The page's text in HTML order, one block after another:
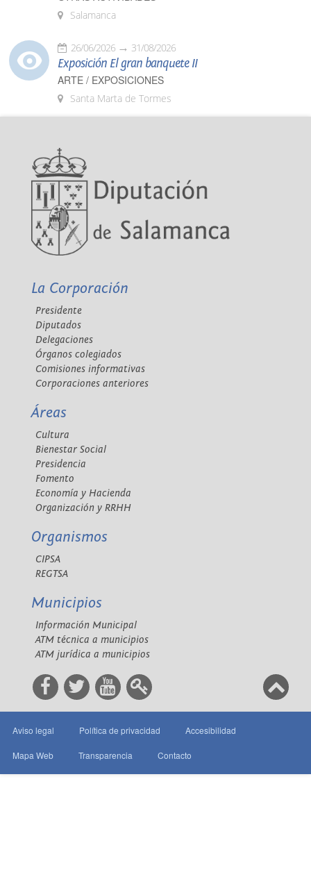
Salamanca
26/06/2026 31/08/2026
Exposición El gran banquete II
ARTE / EXPOSICIONES
Santa Marta de Tormes
La Corporación
Presidente
Diputados
Delegaciones
Órganos colegiados
Comisiones informativas
Corporaciones anteriores
Áreas
Cultura
Bienestar Social
Presidencia
Fomento
Economía y Hacienda
Organización y RRHH
Organismos
CIPSA
REGTSA
Municipios
Información Municipal
ATM técnica a municipios
ATM jurídica a municipios
Aviso legal Política de privacidad Accesibilidad
Mapa Web Transparencia Contacto